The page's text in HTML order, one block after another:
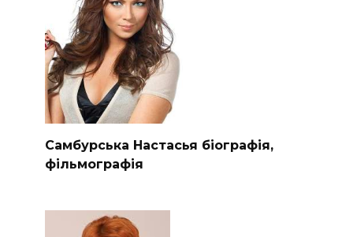
Самбурська Настасья біографія,
фільмографія